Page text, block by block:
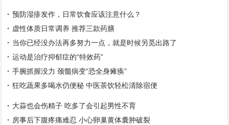
预防湿疹发作，日常饮食应该注意什么？
虚性体质日常调养 推荐三款药膳
当你已经没办法再多努力一点，就是时候另觅出路了
运动是治疗抑郁症的“特效药”
手腕抓握没力 颈髓病变“恐全身瘫痪”
狂吃蔬果多喝水仍便秘 中医茶饮轻松清除宿便
大蒜也会伤精子 吃多了会引起男性不育
房事后下腹疼痛难忍 小心卵巢黄体囊肿破裂